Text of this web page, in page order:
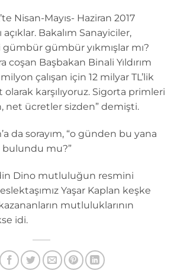
Nisan-Mayıs- Haziran 2017
açıklar. Bakalım Sanayiciler,
gümbür gümbür yıkmışlar mı?
coşan Başbakan Binali Yıldırım
çalışan için 12 milyar TL’lik
karşılıyoruz. Sigorta primleri
net ücretler sizden” demişti.
da sorayım, “o günden bu yana
bulundu mu?”
Dino mutluluğun resmini
Yaşar Kaplan keşke
mutluluklarının
idi.